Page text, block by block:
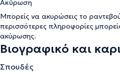
Ακύρωση
Μπορείς να ακυρώσεις το
περισσότερες πληροφορίες
ακύρωσης.
Βιογραφικό και
Σπουδές